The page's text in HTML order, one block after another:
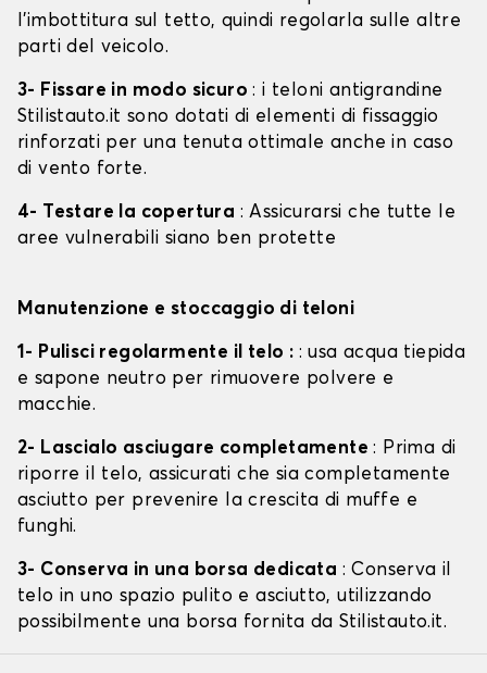
l'imbottitura sul tetto, quindi regolarla sulle altre
parti del veicolo.
3- Fissare in modo sicuro: i teloni antigrandine
Stilistauto.it sono dotati di elementi di fissaggio
rinforzati per una tenuta ottimale anche in caso
di vento forte.
4- Testare la copertura : Assicurarsi che tutte le
aree vulnerabili siano ben protette
Manutenzione e stoccaggio di teloni
1- Pulisci regolarmente il telo : : usa acqua tiepida
e sapone neutro per rimuovere polvere e
macchie.
2- Lascialo asciugare completamente: Prima di
riporre il telo, assicurati che sia completamente
asciutto per prevenire la crescita di muffe e
funghi.
3- Conserva in una borsa dedicata : Conserva il
telo in uno spazio pulito e asciutto, utilizzando
possibilmente una borsa fornita da Stilistauto.it.